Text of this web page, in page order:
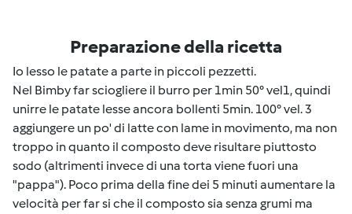
Preparazione della ricetta
Io lesso le patate a parte in piccoli pezzetti.
Nel Bimby far sciogliere il burro per 1min 50° vel1, quindi
unirre le patate lesse ancora bollenti 5min. 100° vel. 3
aggiungere un po' di latte con lame in movimento, ma non
troppo in quanto il composto deve risultare piuttosto
sodo (altrimenti invece di una torta viene fuori una
"pappa"). Poco prima della fine dei 5 minuti aumentare la
velocità per far si che il composto sia senza grumi ma